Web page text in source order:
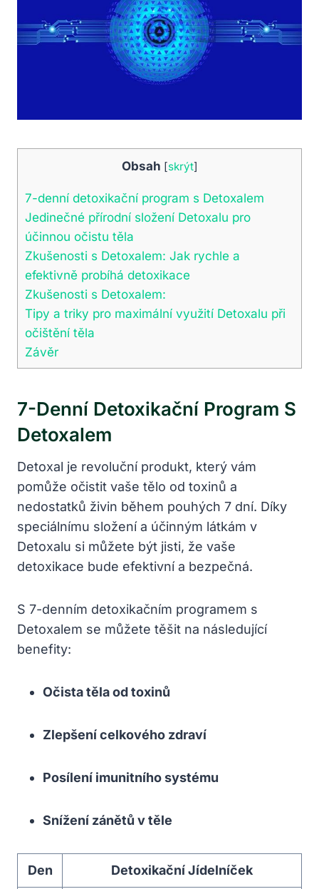
Obsah [skrýt]
7-denní detoxikační program s Detoxalem
Jedinečné přírodní složení Detoxalu pro
účinnou očistu těla
Zkušenosti s Detoxalem: Jak rychle a
efektivně probíhá detoxikace
Zkušenosti s Detoxalem:
Tipy a triky pro maximální využití Detoxalu při
očištění těla
Závěr
7-Denní Detoxikační Program S
Detoxalem
Detoxal je revoluční produkt, který vám
pomůže očistit vaše tělo od toxinů a
nedostatků živin během pouhých 7 dní. Díky
speciálnímu složení a účinným látkám v
Detoxalu si můžete být jisti, že vaše
detoxikace bude efektivní a bezpečná.
S 7-denním detoxikačním programem s
Detoxalem se můžete těšit na následující
benefity:
Očista těla od toxinů
Zlepšení celkového zdraví
Posílení imunitního systému
Snížení zánětů v těle
Den Detoxikační Jídelníček